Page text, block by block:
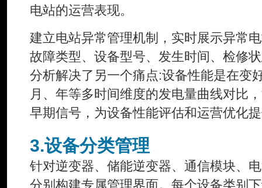
电站的运营表现。
建立电站异常管理机制，实时展示异常
故障类型、设备型号、发生时间、检修
分析解决了另一个痛点:设备性能是在变
月、年等多时间维度的发电量曲线对比
早期信号，为设备性能评估和运营优化
3.设备分类管理
针对逆变器、储能逆变器、通信模块、
分别构建专属管理界面。每个设备类别